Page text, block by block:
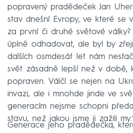
popravený pradědeček Jan
stav dnešní Evropy, ve které se
za první či druhé světové
úplně odhadovat, ale byl by
dalších osmdesát let nám
svět zásadně lepší než v době,
popraven. Válčí se nejen na
invazi, ale i mnohde jinde ve
generacím nejsme schopni
stavu, než jakou jsme ji zažili
Generace jeho pradědečka,